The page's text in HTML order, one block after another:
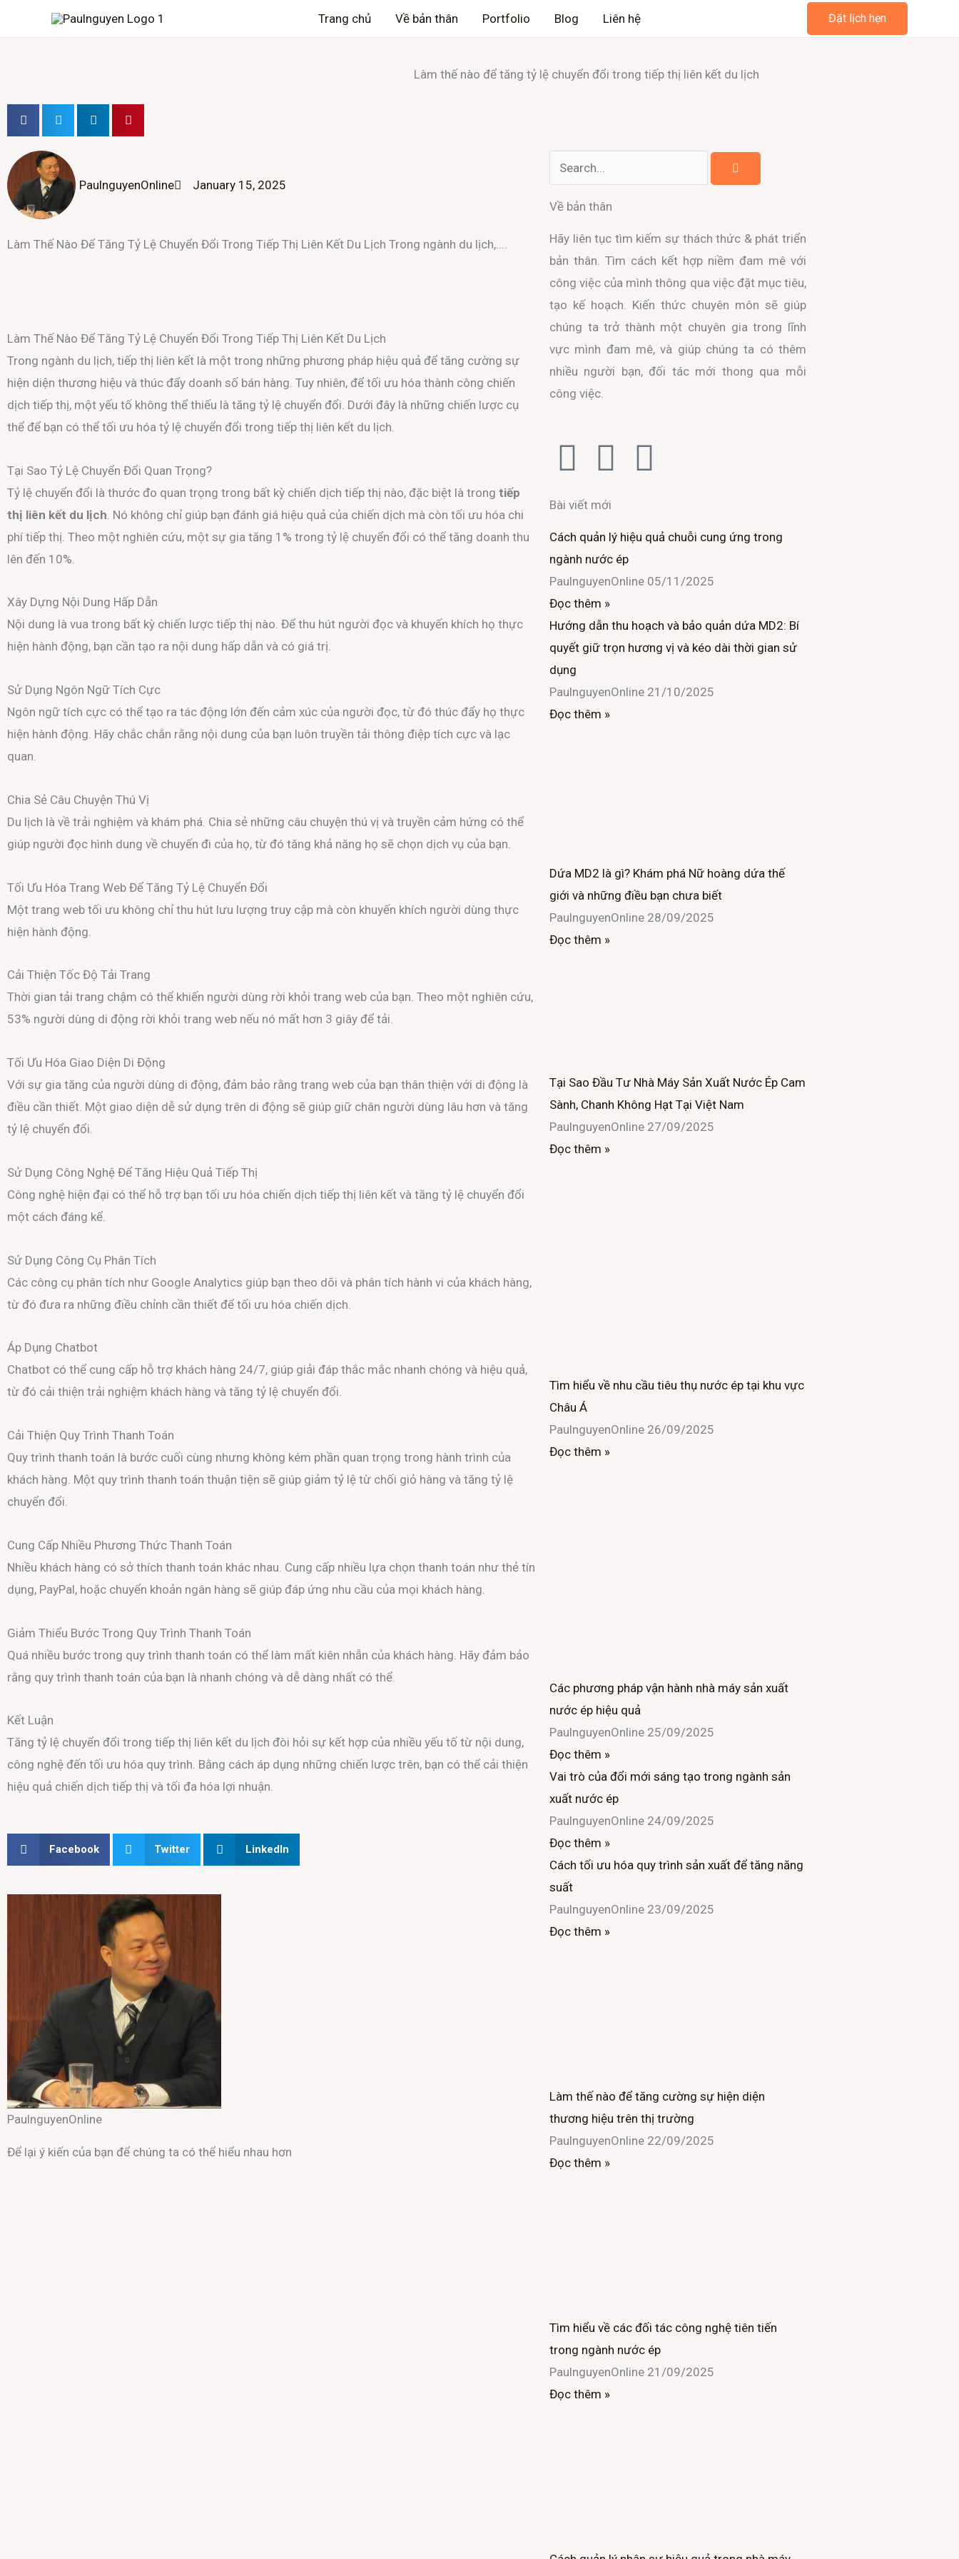
Trang chủ Về bản thân Portfolio Blog Liên hệ Đặt lịch hẹn
Làm thế nào để tăng tỷ lệ chuyển đổi trong tiếp thị liên kết du lịch
PaulnguyenOnline January 15, 2025
Làm Thế Nào Để Tăng Tỷ Lệ Chuyển Đổi Trong Tiếp Thị Liên Kết Du Lịch Trong ngành du lịch,....
Làm Thế Nào Để Tăng Tỷ Lệ Chuyển Đổi Trong Tiếp Thị Liên Kết Du Lịch
Trong ngành du lịch, tiếp thị liên kết là một trong những phương pháp hiệu quả để tăng cường sự
hiện diện thương hiệu và thúc đẩy doanh số bán hàng. Tuy nhiên, để tối ưu hóa thành công chiến
dịch tiếp thị, một yếu tố không thể thiếu là tăng tỷ lệ chuyển đổi. Dưới đây là những chiến lược cụ
thể để bạn có thể tối ưu hóa tỷ lệ chuyển đổi trong tiếp thị liên kết du lịch.
Tại Sao Tỷ Lệ Chuyển Đổi Quan Trọng?
Tỷ lệ chuyển đổi là thước đo quan trọng trong bất kỳ chiến dịch tiếp thị nào, đặc biệt là trong tiếp
thị liên kết du lịch . Nó không chỉ giúp bạn đánh giá hiệu quả của chiến dịch mà còn tối ưu hóa chi
phí tiếp thị. Theo một nghiên cứu, một sự gia tăng 1% trong tỷ lệ chuyển đổi có thể tăng doanh thu
lên đến 10%.
Xây Dựng Nội Dung Hấp Dẫn
Nội dung là vua trong bất kỳ chiến lược tiếp thị nào. Để thu hút người đọc và khuyến khích họ thực
hiện hành động, bạn cần tạo ra nội dung hấp dẫn và có giá trị.
Sử Dụng Ngôn Ngữ Tích Cực
Ngôn ngữ tích cực có thể tạo ra tác động lớn đến cảm xúc của người đọc, từ đó thúc đẩy họ thực
hiện hành động. Hãy chắc chắn rằng nội dung của bạn luôn truyền tải thông điệp tích cực và lạc
quan.
Chia Sẻ Câu Chuyện Thú Vị
Du lịch là về trải nghiệm và khám phá. Chia sẻ những câu chuyện thú vị và truyền cảm hứng có thể
giúp người đọc hình dung về chuyến đi của họ, từ đó tăng khả năng họ sẽ chọn dịch vụ của bạn.
Tối Ưu Hóa Trang Web Để Tăng Tỷ Lệ Chuyển Đổi
Một trang web tối ưu không chỉ thu hút lưu lượng truy cập mà còn khuyến khích người dùng thực
hiện hành động.
Cải Thiện Tốc Độ Tải Trang
Thời gian tải trang chậm có thể khiến người dùng rời khỏi trang web của bạn. Theo một nghiên cứu,
53% người dùng di động rời khỏi trang web nếu nó mất hơn 3 giây để tải.
Tối Ưu Hóa Giao Diện Di Động
Với sự gia tăng của người dùng di động, đảm bảo rằng trang web của bạn thân thiện với di động là
điều cần thiết. Một giao diện dễ sử dụng trên di động sẽ giúp giữ chân người dùng lâu hơn và tăng
tỷ lệ chuyển đổi.
Sử Dụng Công Nghệ Để Tăng Hiệu Quả Tiếp Thị
Công nghệ hiện đại có thể hỗ trợ bạn tối ưu hóa chiến dịch tiếp thị liên kết và tăng tỷ lệ chuyển đổi
một cách đáng kể.
Sử Dụng Công Cụ Phân Tích
Các công cụ phân tích như Google Analytics giúp bạn theo dõi và phân tích hành vi của khách hàng,
từ đó đưa ra những điều chỉnh cần thiết để tối ưu hóa chiến dịch.
Áp Dụng Chatbot
Chatbot có thể cung cấp hỗ trợ khách hàng 24/7, giúp giải đáp thắc mắc nhanh chóng và hiệu quả,
từ đó cải thiện trải nghiệm khách hàng và tăng tỷ lệ chuyển đổi.
Cải Thiện Quy Trình Thanh Toán
Quy trình thanh toán là bước cuối cùng nhưng không kém phần quan trọng trong hành trình của
khách hàng. Một quy trình thanh toán thuận tiện sẽ giúp giảm tỷ lệ từ chối giỏ hàng và tăng tỷ lệ
chuyển đổi.
Cung Cấp Nhiều Phương Thức Thanh Toán
Nhiều khách hàng có sở thích thanh toán khác nhau. Cung cấp nhiều lựa chọn thanh toán như thẻ tín
dụng, PayPal, hoặc chuyển khoản ngân hàng sẽ giúp đáp ứng nhu cầu của mọi khách hàng.
Giảm Thiểu Bước Trong Quy Trình Thanh Toán
Quá nhiều bước trong quy trình thanh toán có thể làm mất kiên nhẫn của khách hàng. Hãy đảm bảo
rằng quy trình thanh toán của bạn là nhanh chóng và dễ dàng nhất có thể.
Kết Luận
Tăng tỷ lệ chuyển đổi trong tiếp thị liên kết du lịch đòi hỏi sự kết hợp của nhiều yếu tố từ nội dung,
công nghệ đến tối ưu hóa quy trình. Bằng cách áp dụng những chiến lược trên, bạn có thể cải thiện
hiệu quả chiến dịch tiếp thị và tối đa hóa lợi nhuận.
Facebook Twitter LinkedIn
PaulnguyenOnline
Để lại ý kiến của bạn để chúng ta có thể hiểu nhau hơn
Search
Về bản thân
Hãy liên tục tìm kiếm sự thách thức & phát triển
bản thân. Tìm cách kết hợp niềm đam mê với
công việc của mình thông qua việc đặt mục tiêu,
tạo kế hoạch. Kiến thức chuyên môn sẽ giúp
chúng ta trở thành một chuyên gia trong lĩnh
vực mình đam mê, và giúp chúng ta có thêm
nhiều người bạn, đối tác mới thong qua mỗi
công việc.
F
a
c
e
b
o
o
k
T
w
i
t
t
e
L
n
e
d
n
Bài viết mới
Cách quản lý hiệu quả chuỗi cung ứng trong
ngành nước ép
PaulnguyenOnline 05/11/2025
Đọc thêm »
Hướng dẫn thu hoạch và bảo quản dứa MD2: Bí
quyết giữ trọn hương vị và kéo dài thời gian sử
dụng
PaulnguyenOnline 21/10/2025
Đọc thêm »
Dứa MD2 là gì? Khám phá Nữ hoàng dứa thế
giới và những điều bạn chưa biết
PaulnguyenOnline 28/09/2025
Đọc thêm »
Tại Sao Đầu Tư Nhà Máy Sản Xuất Nước Ép Cam
Sành, Chanh Không Hạt Tại Việt Nam
PaulnguyenOnline 27/09/2025
Đọc thêm »
Tìm hiểu về nhu cầu tiêu thụ nước ép tại khu vực
Châu Á
PaulnguyenOnline 26/09/2025
Đọc thêm »
Các phương pháp vận hành nhà máy sản xuất
nước ép hiệu quả
PaulnguyenOnline 25/09/2025
Đọc thêm »
Vai trò của đổi mới sáng tạo trong ngành sản
xuất nước ép
PaulnguyenOnline 24/09/2025
Đọc thêm »
Cách tối ưu hóa quy trình sản xuất để tăng năng
suất
PaulnguyenOnline 23/09/2025
Đọc thêm »
Làm thế nào để tăng cường sự hiện diện
thương hiệu trên thị trường
PaulnguyenOnline 22/09/2025
Đọc thêm »
Tìm hiểu về các đối tác công nghệ tiên tiến
trong ngành nước ép
PaulnguyenOnline 21/09/2025
Đọc thêm »